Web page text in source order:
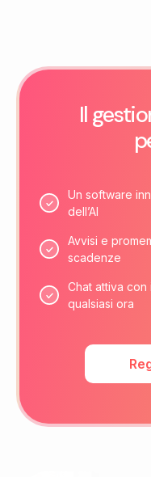
Il
Un software
dell’AI
Avvisi e
scadenze
Chat attiva con
qualsiasi ora